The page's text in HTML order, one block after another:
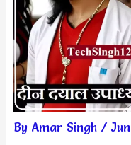
By Amar Singh /